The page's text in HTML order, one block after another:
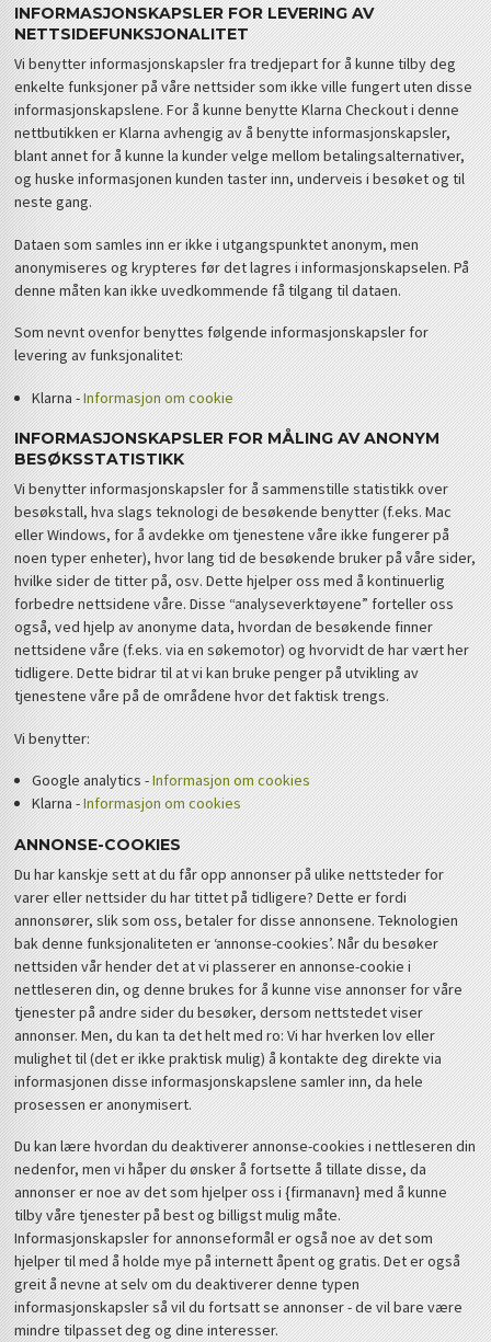
INFORMASJONSKAPSLER FOR LEVERING AV
NETTSIDEFUNKSJONALITET
Vi benytter informasjonskapsler fra tredjepart for å kunne tilby deg
enkelte funksjoner på våre nettsider som ikke ville fungert uten disse
informasjonskapslene. For å kunne benytte Klarna Checkout i denne
nettbutikken er Klarna avhengig av å benytte informasjonskapsler,
blant annet for å kunne la kunder velge mellom betalingsalternativer,
og huske informasjonen kunden taster inn, underveis i besøket og til
neste gang.
Dataen som samles inn er ikke i utgangspunktet anonym, men
anonymiseres og krypteres før det lagres i informasjonskapselen. På
denne måten kan ikke uvedkommende få tilgang til dataen.
Som nevnt ovenfor benyttes følgende informasjonskapsler for
levering av funksjonalitet:
Klarna -Informasjon om cookie
INFORMASJONSKAPSLER FOR MÅLING AV ANONYM
BESØKSSTATISTIKK
Vi benytter informasjonskapsler for å sammenstille statistikk over
besøkstall, hva slags teknologi de besøkende benytter (f.eks. Mac
eller Windows, for å avdekke om tjenestene våre ikke fungerer på
noen typer enheter), hvor lang tid de besøkende bruker på våre sider,
hvilke sider de titter på, osv. Dette hjelper oss med å kontinuerlig
forbedre nettsidene våre. Disse “analyseverktøyene” forteller oss
også, ved hjelp av anonyme data, hvordan de besøkende finner
nettsidene våre (f.eks. via en søkemotor) og hvorvidt de har vært her
tidligere. Dette bidrar til at vi kan bruke penger på utvikling av
tjenestene våre på de områdene hvor det faktisk trengs.
Vi benytter:
Google analytics -Informasjon om cookies
Klarna -Informasjon om cookies
ANNONSE-COOKIES
Du har kanskje sett at du får opp annonser på ulike nettsteder for
varer eller nettsider du har tittet på tidligere? Dette er fordi
annonsører, slik som oss, betaler for disse annonsene. Teknologien
bak denne funksjonaliteten er ‘annonse-cookies’. Når du besøker
nettsiden vår hender det at vi plasserer en annonse-cookie i
nettleseren din, og denne brukes for å kunne vise annonser for våre
tjenester på andre sider du besøker, dersom nettstedet viser
annonser. Men, du kan ta det helt med ro: Vi har hverken lov eller
mulighet til (det er ikke praktisk mulig) å kontakte deg direkte via
informasjonen disse informasjonskapslene samler inn, da hele
prosessen er anonymisert.
Du kan lære hvordan du deaktiverer annonse-cookies i nettleseren din
nedenfor, men vi håper du ønsker å fortsette å tillate disse, da
annonser er noe av det som hjelper oss i {firmanavn} med å kunne
tilby våre tjenester på best og billigst mulig måte.
Informasjonskapsler for annonseformål er også noe av det som
hjelper til med å holde mye på internett åpent og gratis. Det er også
greit å nevne at selv om du deaktiverer denne typen
informasjonskapsler så vil du fortsatt se annonser - de vil bare være
mindre tilpasset deg og dine interesser.